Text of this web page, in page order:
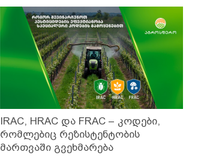
IRAC, HRAC და FRAC – კოდები,
რომლებიც რეზისტენტობის
მართვაში გვეხმარება